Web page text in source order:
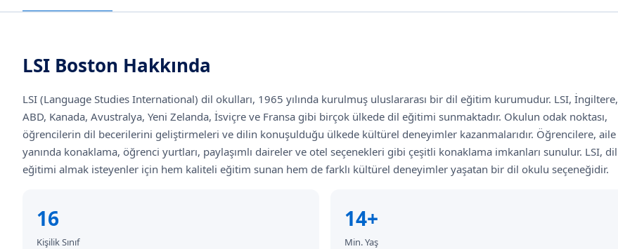
LSI Boston Hakkında
LSI (Language Studies International) dil okulları, 1965 yılında kurulmuş uluslararası bir dil eğitim kurumudur. LSI, İngiltere,
ABD, Kanada, Avustralya, Yeni Zelanda, İsviçre ve Fransa gibi birçok ülkede dil eğitimi sunmaktadır. Okulun odak noktası,
öğrencilerin dil becerilerini geliştirmeleri ve dilin konuşulduğu ülkede kültürel deneyimler kazanmalarıdır. Öğrencilere, aile
yanında konaklama, öğrenci yurtları, paylaşımlı daireler ve otel seçenekleri gibi çeşitli konaklama imkanları sunulur. LSI, dil
eğitimi almak isteyenler için hem kaliteli eğitim sunan hem de farklı kültürel deneyimler yaşatan bir dil okulu seçeneğidir.
16
Kişilik Sınıf
14+
Min. Yaş